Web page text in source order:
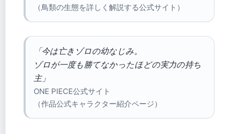
（鳥類の生態を詳しく解説する公式サイト）
「今は亡きゾロの幼なじみ。
ゾロが一度も勝てなかったほどの実力の持ち
主」
ONE PIECE公式サイト
（作品公式キャラクター紹介ページ）